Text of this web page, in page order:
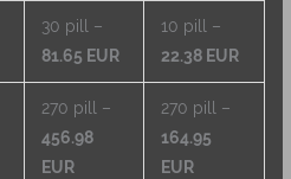
30 pill –
81.65 EUR
10 pill –
22.38 EUR
270 pill –
456.98
EUR
270 pill –
164.95
EUR